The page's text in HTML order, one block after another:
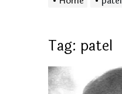
Tag: patel